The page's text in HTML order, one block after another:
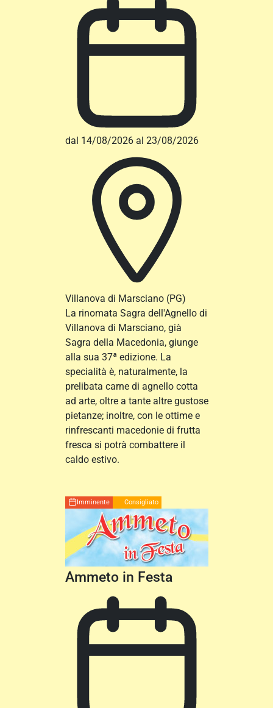
dal 14/08/2026 al 23/08/2026
Villanova di Marsciano (PG)
La rinomata Sagra dell'Agnello di
Villanova di Marsciano, già
Sagra della Macedonia, giunge
alla sua 37ª edizione. La
specialità è, naturalmente, la
prelibata carne di agnello cotta
ad arte, oltre a tante altre gustose
pietanze; inoltre, con le ottime e
rinfrescanti macedonie di frutta
fresca si potrà combattere il
caldo estivo.
Imminente Consigliato
Ammeto in Festa